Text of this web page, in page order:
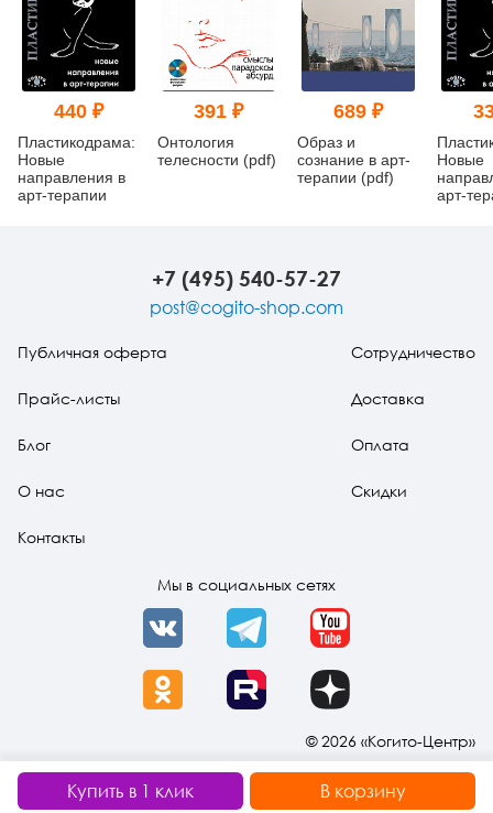
В корзину
Купить в 1 клик
440 ₽
Пластикодрама:
Новые
направления в
арт-терапии
391 ₽
Онтология
телесности (pdf)
689 ₽
Образ и
сознание в арт-
терапии (pdf)
Новые
арт-
+7 (495) 540-57-27
post@cogito-shop.com
Публичная оферта
Прайс-листы
Блог
О нас
Контакты
Сотрудничество
Доставка
Оплата
Скидки
Мы в социальных сетях
VK Telegram YouTube
OK Rutube Dzen
© 2026 «Когито-Центр»